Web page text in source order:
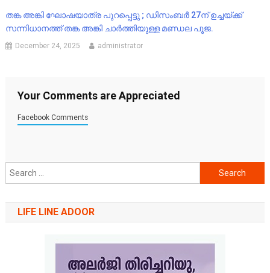
തങ്ക അങ്കി ഘോഷയാത്ര പുറപ്പെട്ടു ; ഡിസംബർ 27ന് ഉച്ചയ്ക്ക്
സന്നിധാനത്ത് തങ്ക അങ്കി ചാർത്തിയുള്ള മണ്ഡല പൂജ.
December 24, 2025 administrator
Your Comments are Appreciated
Facebook Comments
Search
for:
LIFE LINE ADOOR